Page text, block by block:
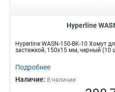
Hyperline
Hyperline WASN-150-BK-10 Хомут
застежкой, 150x15 мм, черный (10
Подробнее
Наличие: В наличии